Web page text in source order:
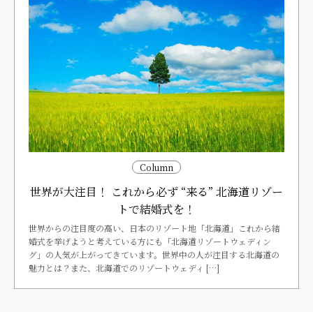
Column
世界が大注目！ これから必ず “来る” 北海道リゾー
トで結婚式を！
世界からの注目度の高い、日本のリゾート地「北海道」これから結
婚式を挙げようと考えている方にも「北海道リゾートウェディン
グ」の人気が上がってきています。世界中の人が注目する北海道の
魅力とは？また、北海道でのリゾートウェディ […]